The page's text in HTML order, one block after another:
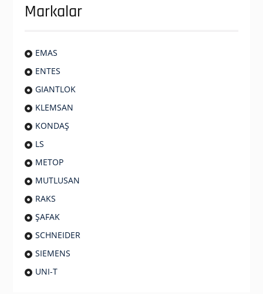
Markalar
EMAS
ENTES
GIANTLOK
KLEMSAN
KONDAŞ
LS
METOP
MUTLUSAN
RAKS
ŞAFAK
SCHNEIDER
SIEMENS
UNI-T